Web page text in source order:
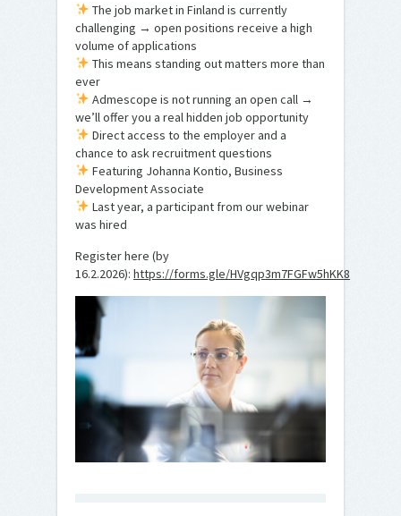
The job market in Finland is currently
challenging → open positions receive a high
volume of applications
This means standing out matters more than
ever
Admescope is not running an open call →
we’ll offer you a real hidden job opportunity
Direct access to the employer and a
chance to ask recruitment questions
Featuring Johanna Kontio, Business
Development Associate
Last year, a participant from our webinar
was hired
Register here (by
16.2.2026): https://forms.gle/HVgqp3m7FGFw5hKK8